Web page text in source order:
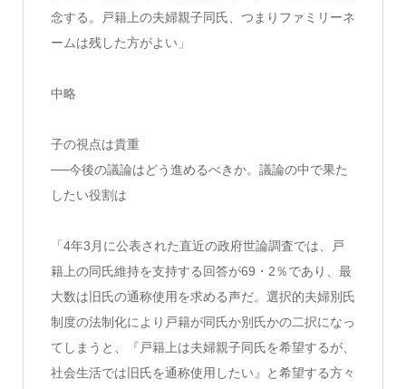
念する。戸籍上の夫婦親子同氏、つまりファミリーネ
ームは残した方がよい」
中略
子の視点は貴重
──今後の議論はどう進めるべきか。議論の中で果た
したい役割は
「4年3月に公表された直近の政府世論調査では、戸
籍上の同氏維持を支持する回答が69・2％であり、最
大数は旧氏の通称使用を求める声だ。選択的夫婦別氏
制度の法制化により戸籍が同氏か別氏かの二択になっ
てしまうと、『戸籍上は夫婦親子同氏を希望するが、
社会生活では旧氏を通称使用したい』と希望する方々